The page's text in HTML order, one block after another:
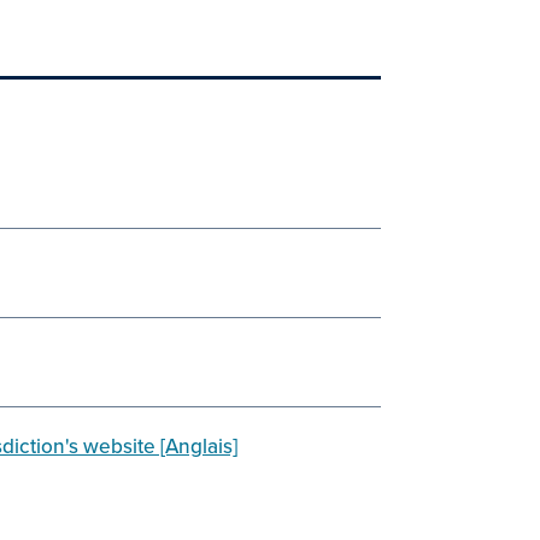
website [Anglais]